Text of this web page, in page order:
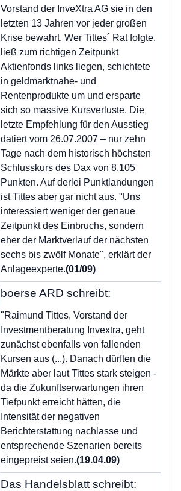
Vorstand der InveXtra AG sie in den
letzten 13 Jahren vor jeder großen
Krise bewahrt. Wer Tittes´ Rat folgte,
ließ zum richtigen Zeitpunkt
Aktienfonds links liegen, schichtete
in geldmarktnahe- und
Rentenprodukte um und ersparte
sich so massive Kursverluste. Die
letzte Empfehlung für den Ausstieg
datiert vom 26.07.2007 – nur zehn
Tage nach dem historisch höchsten
Schlusskurs des Dax von 8.105
Punkten. Auf derlei Punktlandungen
ist Tittes aber gar nicht aus. "Uns
interessiert weniger der genaue
Zeitpunkt des Einbruchs, sondern
eher der Marktverlauf der nächsten
sechs bis zwölf Monate", erklärt der
Anlageexperte.(01/09)
boerse ARD schreibt:
"Raimund Tittes, Vorstand der
Investmentberatung Invextra, geht
zunächst ebenfalls von fallenden
Kursen aus (...). Danach dürften die
Märkte aber laut Tittes stark steigen -
da die Zukunftserwartungen ihren
Tiefpunkt erreicht hätten, die
Intensität der negativen
Berichterstattung nachlasse und
entsprechende Szenarien bereits
eingepreist seien.(19.04.09)
Das Handelsblatt schreibt: